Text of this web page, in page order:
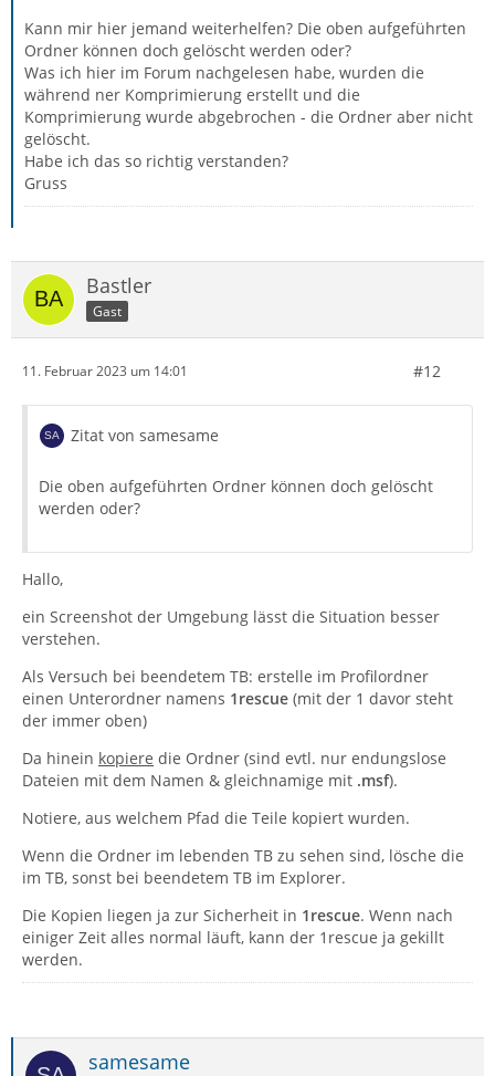
Kann mir hier jemand weiterhelfen? Die oben aufgeführten
Ordner können doch gelöscht werden oder?
Was ich hier im Forum nachgelesen habe, wurden die
während ner Komprimierung erstellt und die
Komprimierung wurde abgebrochen - die Ordner aber nicht
gelöscht.
Habe ich das so richtig verstanden?
Gruss
Bastler
Gast
11. Februar 2023 um 14:01 #12
Zitat von samesame
Die oben aufgeführten Ordner können doch gelöscht
werden oder?
Hallo,
ein Screenshot der Umgebung lässt die Situation besser
verstehen.
Als Versuch bei beendetem TB: erstelle im Profilordner
einen Unterordner namens 1rescue (mit der 1 davor steht
der immer oben)
Da hinein kopiere die Ordner (sind evtl. nur endungslose
Dateien mit dem Namen & gleichnamige mit .msf).
Notiere, aus welchem Pfad die Teile kopiert wurden.
Wenn die Ordner im lebenden TB zu sehen sind, lösche die
im TB, sonst bei beendetem TB im Explorer.
Die Kopien liegen ja zur Sicherheit in 1rescue. Wenn nach
einiger Zeit alles normal läuft, kann der 1rescue ja gekillt
werden.
samesame